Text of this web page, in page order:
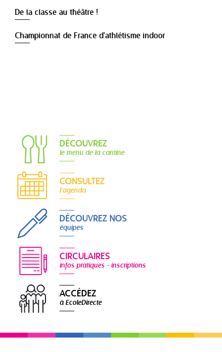
De la classe au théâtre !
Championnat de France d'athlétisme indoor
DÉCOUVREZ
le menu de la cantine
CONSULTEZ
l'agenda
DÉCOUVREZ NOS
équipes
CIRCULAIRES
infos pratiques - inscriptions
ACCÉDEZ
à EcoleDirecte